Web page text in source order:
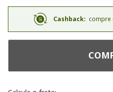
Cashback: compre